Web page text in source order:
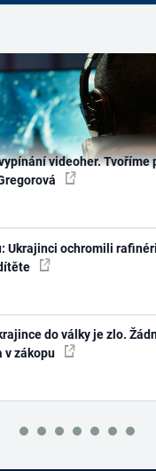
videoher. Tvoříme
Ukrajinci ochromili
do války je zlo.
v zákopu